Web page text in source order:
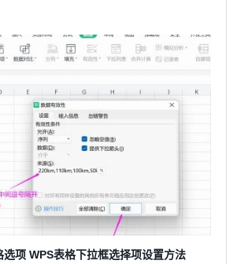
项 WPS表格下拉框选择项设置方法